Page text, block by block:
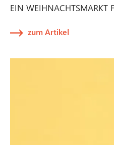
EIN WEIHNACHTSMARKT
zum Artikel